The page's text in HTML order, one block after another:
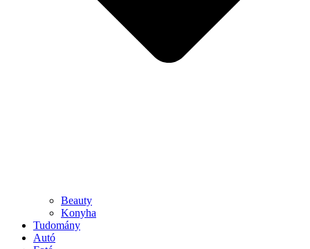
Beauty
Konyha
Tudomány
Autó